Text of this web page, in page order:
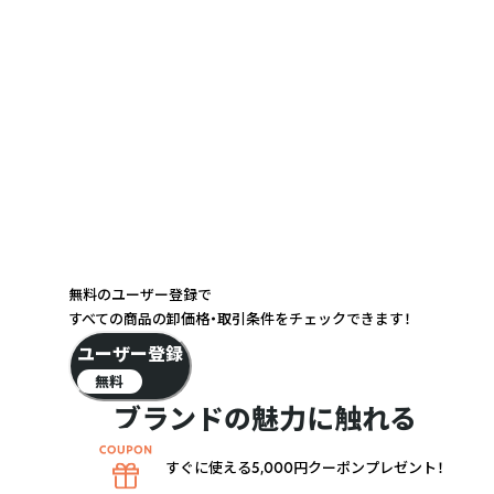
ブランドの魅力に触れる
無料のユーザー登録で
すべての商品の卸価格・取引条件をチェックできます！
ユーザー登録
無料
すぐに使える5,000円クーポンプレゼント！